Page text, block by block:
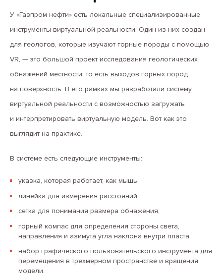
У «Газпром нефти» есть локальные специализированные
инструменты виртуальной реальности. Один из них создан
для геологов, которые изучают горные породы с помощью
VR, — это большой проект исследования геологических
обнажений местности, то есть выходов горных пород
на поверхность. В его рамках мы разработали систему
виртуальной реальности с возможностью загружать
и интерпретировать виртуальную модель. Вот как это
выглядит на практике.
В системе есть следующие инструменты:
указка, которая работает, как мышь,
линейка для измерения расстояний,
сетка для понимания размера обнажения,
горный компас для определения стороны света,
направления и азимута угла наклона внутри пласта,
набор графического пользовательского инструмента для
перемещения в трехмерном пространстве и вращения
модели.